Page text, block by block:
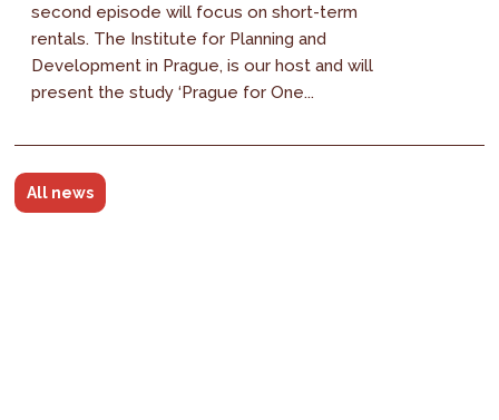
second episode will focus on short-term
rentals. The Institute for Planning and
Development in Prague, is our host and will
present the study ‘Prague for One...
All news